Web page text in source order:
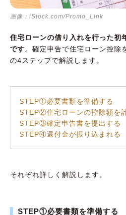
画像：iStock.com/Promo_Link
住宅ローンの借り入れを行った初
です。確定申告で住宅ローン控除
の4ステップで解説します。
STEP①必要書類を準備する
STEP②住宅ローンの控除額を
STEP③確定申告書を提出する
STEP④還付金が振り込まれる
それぞれ詳しく解説します。
STEP①必要書類を準備する